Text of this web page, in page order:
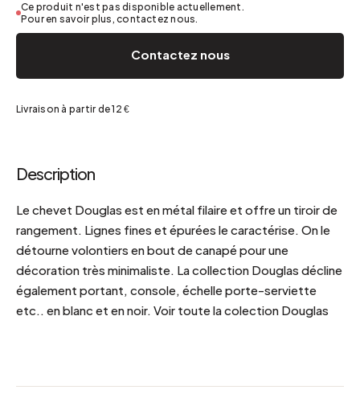
Ce produit n'est pas disponible actuellement.
Pour en savoir plus, contactez nous.
Contactez nous
Livraison à partir de 12 €
Description
Le chevet Douglas est en métal filaire et offre un tiroir de
rangement. Lignes fines et épurées le caractérise. On le
détourne volontiers en bout de canapé pour une
décoration très minimaliste. La collection Douglas décline
également portant, console, échelle porte-serviette
etc.. en blanc et en noir. Voir toute la colection Douglas